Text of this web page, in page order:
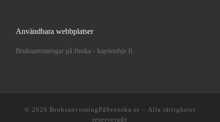
Användbara webbplatser
Bruksanvisningar på finska - kayttoohje.fi
© 2026 BruksanvisningPåSvenska.se – Alla rättigheter
reserverade